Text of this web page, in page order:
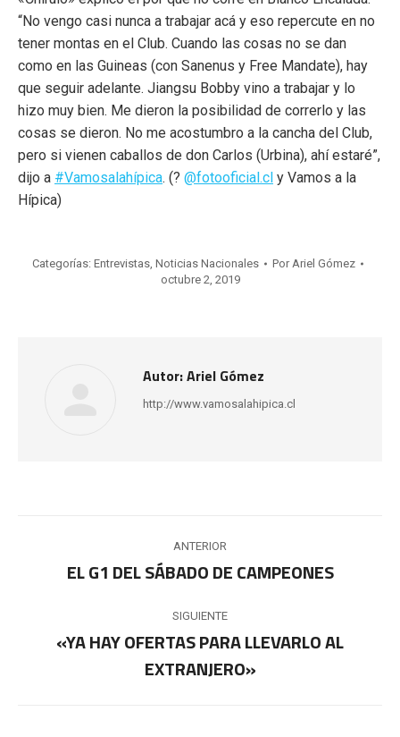
“No vengo casi nunca a trabajar acá y eso repercute en no
tener montas en el Club. Cuando las cosas no se dan
como en las Guineas (con Sanenus y Free Mandate), hay
que seguir adelante. Jiangsu Bobby vino a trabajar y lo
hizo muy bien. Me dieron la posibilidad de correrlo y las
cosas se dieron. No me acostumbro a la cancha del Club,
pero si vienen caballos de don Carlos (Urbina), ahí estaré”,
dijo a #Vamosalahípica. (? @fotooficial.cl y Vamos a la
Hípica)
Categorías: Entrevistas, Noticias Nacionales PorAriel Gómez
octubre 2, 2019
Autor:Ariel Gómez
http://www.vamosalahipica.cl
entre
publicaciones
ANTERIOR
Publicación
EL G1 DEL SÁBADO DE CAMPEONES
SIGUIENTE
siguiente:
«YA HAY OFERTAS PARA LLEVARLO AL
EXTRANJERO»